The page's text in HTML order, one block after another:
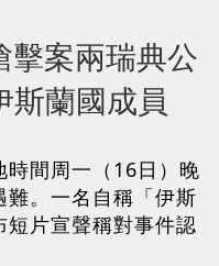
擊案兩瑞典公
蘭國成員
時間周一（16日）晚
。一名自稱「伊斯
片宣聲稱對事件認